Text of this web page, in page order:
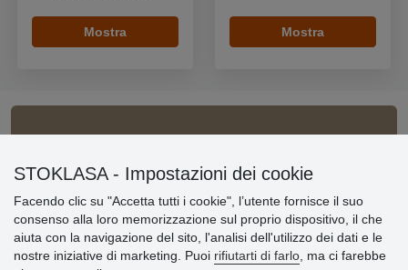
Mostra Mostra
» Impostazioni dei cookie
» Termini & Condizioni
» Informativa sulla Privacy
» Consegna e pagamento
» Garanzia e resi
STOKLASA - Impostazioni dei cookie
Facendo clic su "Accetta tutti i cookie", l’utente fornisce il suo
consenso alla loro memorizzazione sul proprio dispositivo, il che
aiuta con la navigazione del sito, l'analisi dell'utilizzo dei dati e le
nostre iniziative di marketing. Puoi rifiutarti di farlo , ma ci farebbe